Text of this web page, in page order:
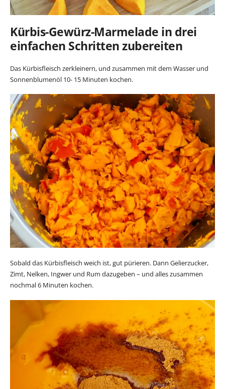
Kürbis-Gewürz-Marmelade in drei
einfachen Schritten zubereiten
Das Kürbisfleisch zerkleinern, und zusammen mit dem Wasser und
Sonnenblumenöl 10- 15 Minuten kochen.
Sobald das Kürbisfleisch weich ist, gut pürieren. Dann Gelierzucker,
Zimt, Nelken, Ingwer und Rum dazugeben – und alles zusammen
nochmal 6 Minuten kochen.